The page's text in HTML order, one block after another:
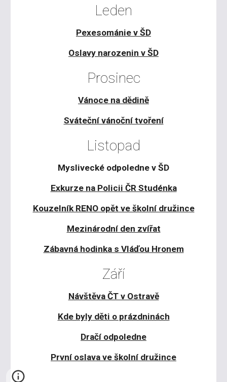
Leden
Pexesománie v ŠD
Oslavy narozenin v ŠD
Prosinec
Vánoce na dědině
Sváteční vánoční tvoření
Listopad
Myslivecké odpoledne v ŠD
Exkurze na Policii ČR Studénka
Kouzelník RENO opět ve školní družince
Mezinárodní den zvířat
Zábavná hodinka s Vláďou Hronem
Září
Návštěva ČT v Ostravě
Kde byly děti o prázdninách
Dračí odpoledne
První oslava ve školní družince